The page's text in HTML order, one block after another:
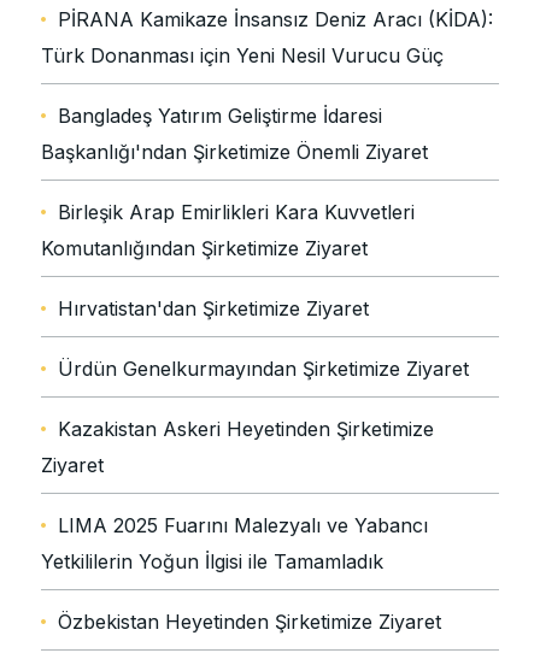
PİRANA Kamikaze İnsansız Deniz Aracı (KİDA):
Türk Donanması için Yeni Nesil Vurucu Güç
Bangladeş Yatırım Geliştirme İdaresi
Başkanlığı'ndan Şirketimize Önemli Ziyaret
Birleşik Arap Emirlikleri Kara Kuvvetleri
Komutanlığından Şirketimize Ziyaret
Hırvatistan'dan Şirketimize Ziyaret
Ürdün Genelkurmayından Şirketimize Ziyaret
Kazakistan Askeri Heyetinden Şirketimize
Ziyaret
LIMA 2025 Fuarını Malezyalı ve Yabancı
Yetkililerin Yoğun İlgisi ile Tamamladık
Özbekistan Heyetinden Şirketimize Ziyaret